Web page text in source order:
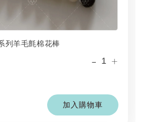
列羊毛氈棉花棒
- +
加入購物車